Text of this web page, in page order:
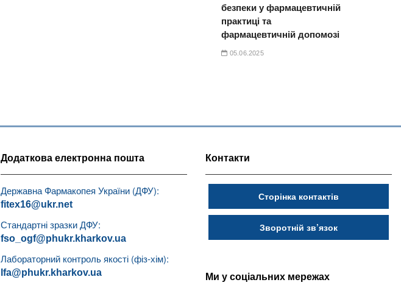
безпеки у фармацевтичній
практиці та
фармацевтичній допомозі
05.06.2025
Додаткова електронна пошта
Державна Фармакопея України (ДФУ):
fitex16@ukr.net
Стандартні зразки ДФУ:
fso_ogf@phukr.kharkov.ua
Лабораторний контроль якості (фіз-хім):
lfa@phukr.kharkov.ua
Контакти
Сторінка контактів
Зворотній зв’язок
Ми у соціальних мережах